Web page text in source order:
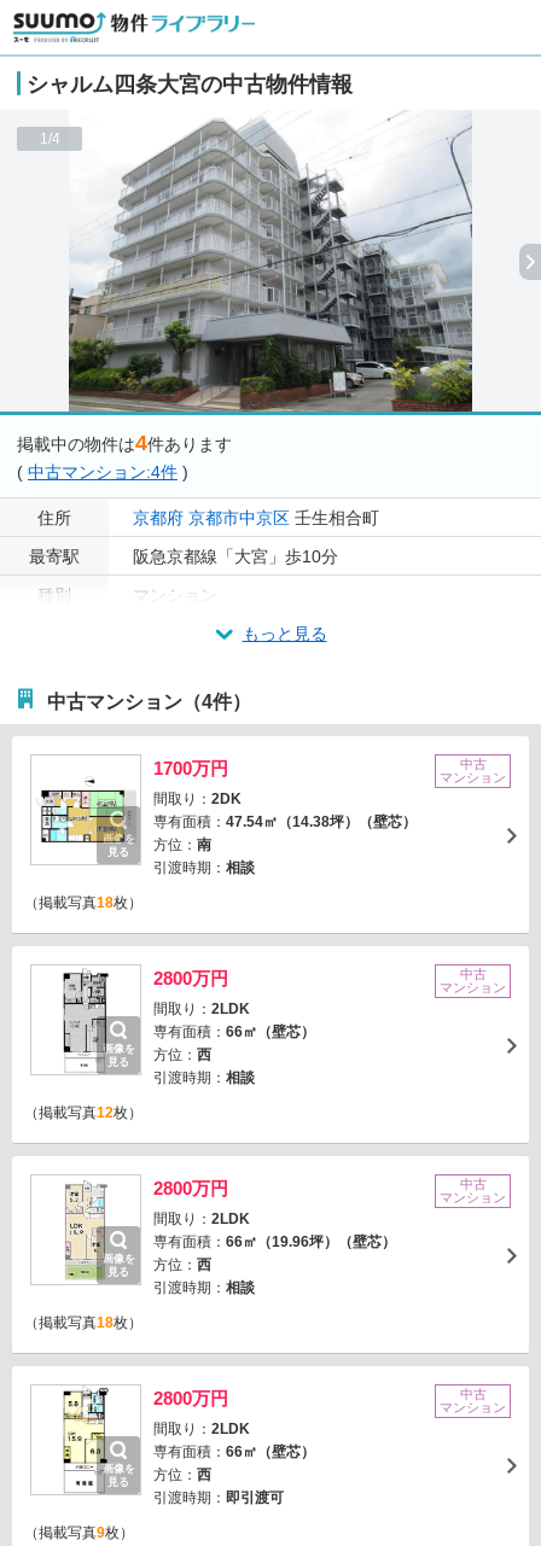
シャルム四条大宮の中古物件情報
1/4
掲載中の物件は4件あります
( 中古マンション:4件 )
住所 京都府 京都市中京区 壬生相合町
最寄駅
阪急京都線「大宮」歩10分
種別
マンション
もっと見る
中古マンション（4件）
画像を
見る
1700万円
間取り： 2DK
専有面積： 47.54㎡（14.38坪）（壁芯）
方位： 南
引渡時期： 相談
中古
マンション
（掲載写真18枚）
画像を
見る
2800万円
間取り： 2LDK
専有面積： 66㎡（壁芯）
方位： 西
引渡時期： 相談
中古
マンション
（掲載写真12枚）
画像を
見る
2800万円
間取り： 2LDK
専有面積： 66㎡（19.96坪）（壁芯）
方位： 西
引渡時期： 相談
中古
マンション
（掲載写真18枚）
画像を
見る
2800万円
間取り： 2LDK
専有面積： 66㎡（壁芯）
方位： 西
引渡時期： 即引渡可
中古
マンション
（掲載写真9枚）